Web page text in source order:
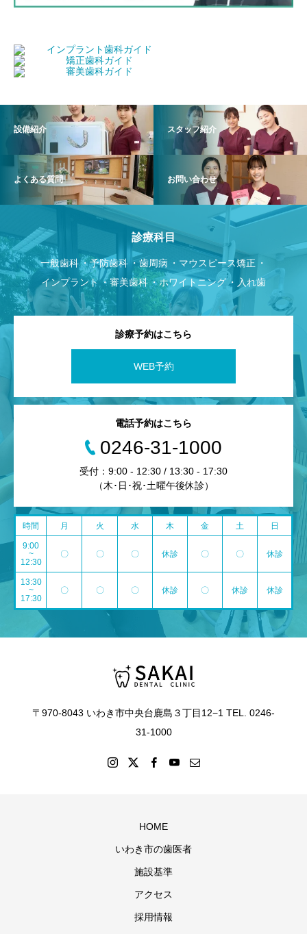
設備紹介 スタッフ紹介
よくある質問 お問い合わせ
診療科目
一般歯科 予防歯科 歯周病
マウスピース矯正
インプラント
審美歯科 ホワイトニング 入れ歯
診療予約はこちら
WEB予約
電話予約はこちら
0246-31-1000
受付：9:00 - 12:30 / 13:30 - 17:30
（木･日･祝･土曜午後休診）
時間 月 火 水 木 金 土 日
9:00
~
12:30
〇 〇 〇 休診 〇 〇 休診
13:30
~
17:30
〇 〇 〇 休診 〇 休診 休診
〒970-8043 いわき市中央台鹿島３丁目12−1 TEL. 0246-
31-1000
HOME
いわき市の歯医者
施設基準
アクセス
採用情報